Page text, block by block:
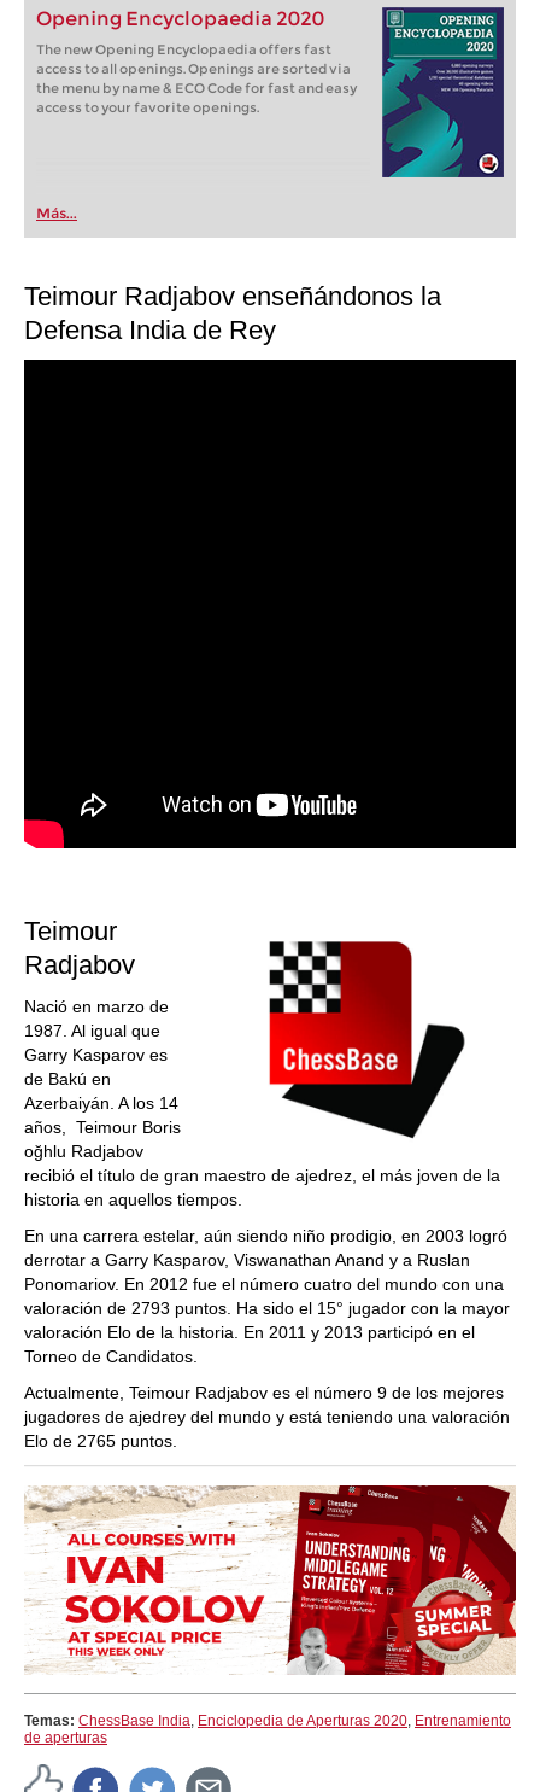
Opening Encyclopaedia 2020
The new Opening Encyclopaedia offers fast
access to all openings. Openings are sorted via
the menu by name & ECO Code for fast and easy
access to your favorite openings.
Más...
Teimour Radjabov enseñándonos la
Defensa India de Rey
Teimour
Radjabov
Nació en marzo de
1987. Al igual que
Garry Kasparov es
de Bakú en
Azerbaiyán. A los 14
años, Teimour Boris
oğhlu Radjabov
recibió el título de gran maestro de ajedrez, el más joven de la
historia en aquellos tiempos.
En una carrera estelar, aún siendo niño prodigio, en 2003 logró
derrotar a Garry Kasparov, Viswanathan Anand y a Ruslan
Ponomariov. En 2012 fue el número cuatro del mundo con una
valoración de 2793 puntos. Ha sido el 15° jugador con la mayor
valoración Elo de la historia. En 2011 y 2013 participó en el
Torneo de Candidatos.
Actualmente, Teimour Radjabov es el número 9 de los mejores
jugadores de ajedrey del mundo y está teniendo una valoración
Elo de 2765 puntos.
Temas: ChessBase India, Enciclopedia de Aperturas 2020, Entrenamiento
de aperturas